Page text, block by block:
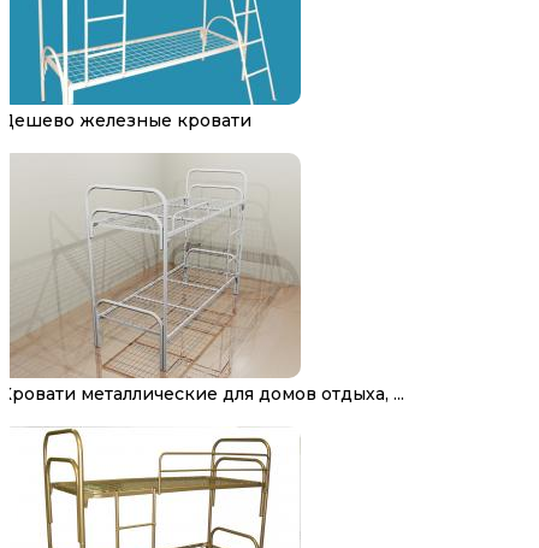
Дешево железные кровати
Кровати металлические для домов отдыха, ...